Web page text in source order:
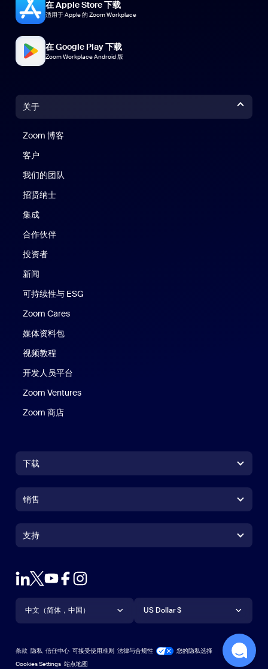
在 Apple Store 下载
适用于 Apple 的 Zoom Workplace
在 Google Play 下载
Zoom Workplace Android 版
关于
Zoom 博客
客户
我们的团队
招贤纳士
集成
合作伙伴
投资者
新闻
可持续性与 ESG
Zoom Cares
媒体资料包
视频教程
开发人员平台
Zoom Ventures
Zoom 商店
下载
Zoom Rooms 应用Zoom Rooms 应用
Zoom Rooms Controller
Outlook 插件
Android 应用Android 应用
销售
联系销售人员
申请演示
网络研讨会和活动
Zoom 体验中心Zoom 体验中心
Zoom for StartupsZoom for Startups
支持
支持
账户
学习中心
技术内容库技术内容库
语言
中文（简体，中国）
货币
US Dollar $
条款 隐私 信任中心 可接受使用准则 法律与合规性
您的隐私选择
Cookies Settings 站点地图
站点地图